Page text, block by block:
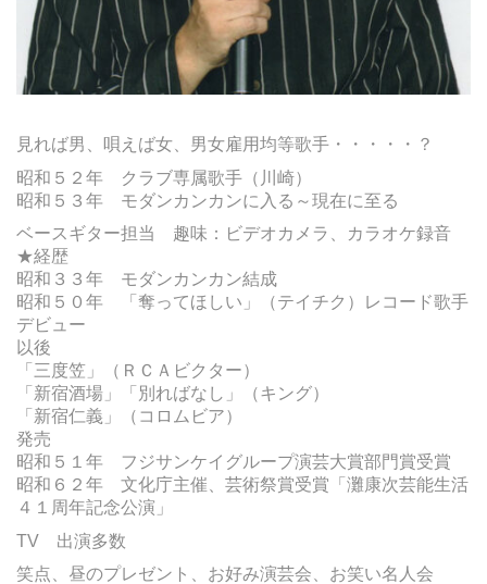
見れば男、唄えば女、男女雇用均等歌手・・・・・？
昭和５２年 クラブ専属歌手（川崎）
昭和５３年 モダンカンカンに入る～現在に至る
ベースギター担当 趣味：ビデオカメラ、カラオケ録音
★経歴
昭和３３年 モダンカンカン結成
昭和５０年 「奪ってほしい」（テイチク）レコード歌手
デビュー
以後
「三度笠」（ＲＣＡビクター）
「新宿酒場」「別ればなし」（キング）
「新宿仁義」（コロムビア）
発売
昭和５１年 フジサンケイグループ演芸大賞部門賞受賞
昭和６２年 文化庁主催、芸術祭賞受賞「灘康次芸能生活
４１周年記念公演」
TV 出演多数
笑点、昼のプレゼント、お好み演芸会、お笑い名人会